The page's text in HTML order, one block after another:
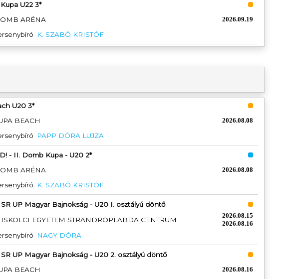
U22 3*
ARÉNA
2026.09.19
K. SZABÓ KRISTÓF
U20 3*
BEACH
2026.08.08
PAPP DÓRA LUJZA
- II. Domb Kupa - U20 2*
ARÉNA
2026.08.08
K. SZABÓ KRISTÓF
UP Magyar Bajnokság - U20 I. osztályú döntő
EGYETEM STRANDRÖPLABDA CENTRUM
2026.08.15
2026.08.16
NAGY DÓRA
UP Magyar Bajnokság - U20 2. osztályú döntő
BEACH
2026.08.16